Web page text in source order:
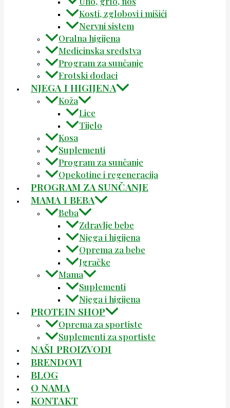
Kosti, zglobovi i mišići
Nervni sistem
Oralna higijena
Medicinska sredstva
Program za sunčanje
Erotski dodaci
NJEGA I HIGIJENA
Koža
Lice
Tijelo
Kosa
Suplementi
Program za sunčanje
Opekotine i regeneracija
PROGRAM ZA SUNČANJE
MAMA I BEBA
Beba
Zdravlje bebe
Njega i higijena
Oprema za bebe
Igračke
Mama
Suplementi
Njega i higijena
PROTEIN SHOP
Oprema za sportiste
Suplementi za sportiste
NAŠI PROIZVODI
BRENDOVI
BLOG
O NAMA
KONTAKT